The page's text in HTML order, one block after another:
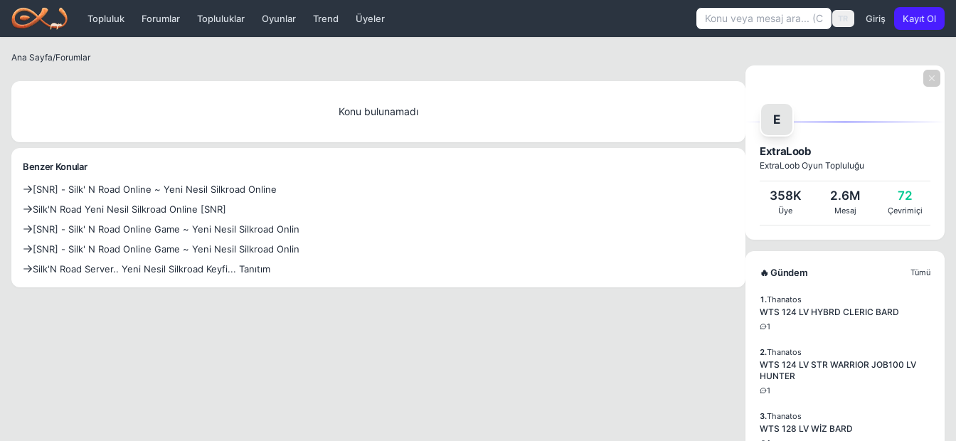
Icerige atla
Topluluk Forumlar Topluluklar Oyunlar Trend Üyeler TR Giriş Kayıt Ol
Ana Sayfa/Forumlar
Konu bulunamadı
Benzer Konular
[SNR] - Silk' N Road Online ~ Yeni Nesil Silkroad Online
Silk'N Road Yeni Nesil Silkroad Online [SNR]
[SNR] - Silk' N Road Online Game ~ Yeni Nesil Silkroad Onlin
[SNR] - Silk' N Road Online Game ~ Yeni Nesil Silkroad Onlin
Silk'N Road Server.. Yeni Nesil Silkroad Keyfi... Tanıtım
E
ExtraLoob
ExtraLoob Oyun Topluluğu
358K
Üye
2.6M
Mesaj
72
Çevrimiçi
🔥 Gündem Tümü
1.Thanatos
WTS 124 LV HYBRD CLERIC BARD
1
2.Thanatos
WTS 124 LV STR WARRIOR JOB100 LV
HUNTER
1
3.Thanatos
WTS 128 LV WİZ BARD